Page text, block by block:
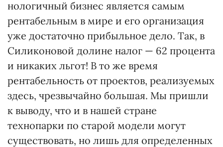
нологичный бизнес является самым
рентабельным в мире и его организация
уже достаточно прибыльное дело. Так, в
Силиконовой долине налог — 62 процента
и никаких льгот! В то же время
рентабельность от проектов, реализуемых
здесь, чрезвычайно большая. Мы пришли
к выводу, что и в нашей стране
технопарки по старой модели могут
существовать, но лишь для определенных